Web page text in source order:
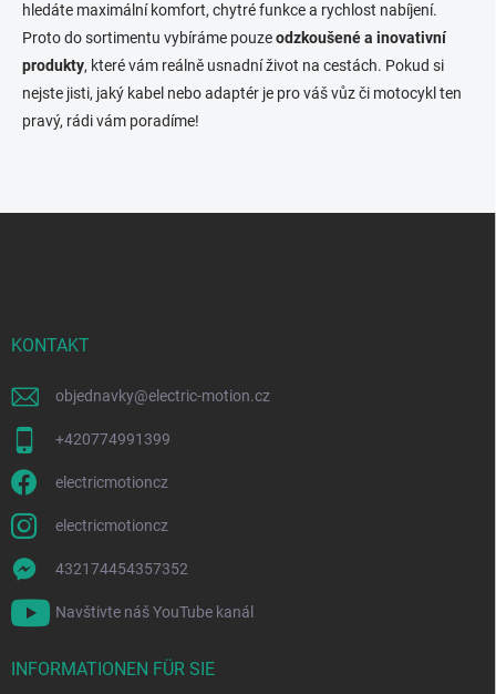
hledáte maximální komfort, chytré funkce a rychlost nabíjení.
Proto do sortimentu vybíráme pouzeodzkoušené a inovativní
produkty, které vám reálně usnadní život na cestách. Pokud si
nejste jisti, jaký kabel nebo adaptér je pro váš vůz či motocykl ten
pravý, rádi vám poradíme!
KONTAKT
objednavky@electric-motion.cz
+420774991399
electricmotioncz
electricmotioncz
432174454357352
Navštivte náš YouTube kanál
INFORMATIONEN FÜR SIE